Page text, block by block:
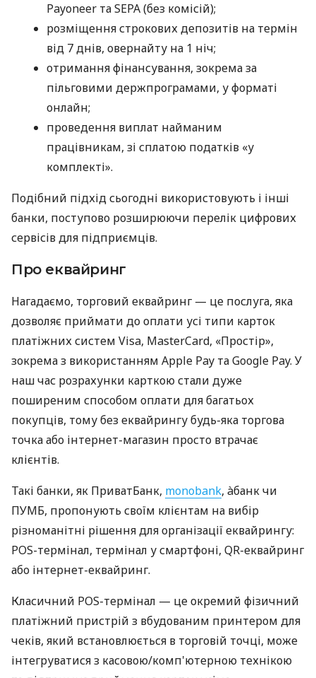
Payoneer та SEPA (без комісій);
розміщення строкових депозитів на термін
від 7 днів, овернайту на 1 ніч;
отримання фінансування, зокрема за
пільговими держпрограмами, у форматі
онлайн;
проведення виплат найманим
працівникам, зі сплатою податків «у
комплекті».
Подібний підхід сьогодні використовують і інші
банки, поступово розширюючи перелік цифрових
сервісів для підприємців.
Про еквайринг
Нагадаємо, торговий еквайринг — це послуга, яка
дозволяє приймати до оплати усі типи карток
платіжних систем Visa, MasterCard, «Простір»,
зокрема з використанням Apple Pay та Google Pay. У
наш час розрахунки карткою стали дуже
поширеним способом оплати для багатьох
покупців, тому без еквайрингу будь-яка торгова
точка або інтернет-магазин просто втрачає
клієнтів.
Такі банки, як ПриватБанк, monobank, àбанк чи
ПУМБ, пропонують своїм клієнтам на вибір
різноманітні рішення для організації еквайрингу:
POS-термінал, термінал у смартфоні, QR-еквайринг
або інтернет-еквайринг.
Класичний POS-термінал — це окремий фізичний
платіжний пристрій з вбудованим принтером для
чеків, який встановлюється в торговій точці, може
інтегруватися з касовою/комп'ютерною технікою